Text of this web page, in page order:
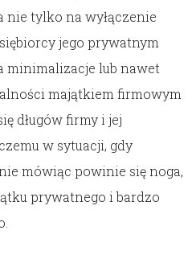
tylko na wyłączenie
jego prywatnym
minimalizacje lub nawet
majątkiem firmowym
długów firmy i jej
w sytuacji, gdy
mówiąc powinie się noga,
prywatnego i bardzo